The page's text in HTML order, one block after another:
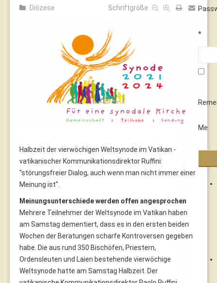
*
Me
Diözese Schriftgröße
Halbzeit der vierwöchigen Weltsynode im Vatikan -
vatikanischer Kommunikationsdirektor Ruffini:
"störungsfreier Dialog, auch wenn man nicht immer einer
Meinung ist".
Meinungsunterschiede werden offen angesprochen
Mehrere Teilnehmer der Weltsynode im Vatikan haben
am Samstag dementiert, dass es in den ersten beiden
Wochen der Beratungen scharfe Kontroversen gegeben
habe. Die aus rund 350 Bischöfen, Priestern,
Ordensleuten und Laien bestehende vierwöchige
Weltsynode hatte am Samstag Halbzeit. Der